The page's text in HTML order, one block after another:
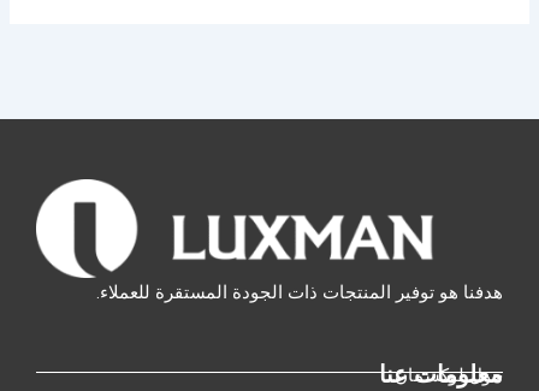
هدفنا هو توفير المنتجات ذات الجودة المستقرة للعملاء.
معلومات عنا
حول لوكسمان